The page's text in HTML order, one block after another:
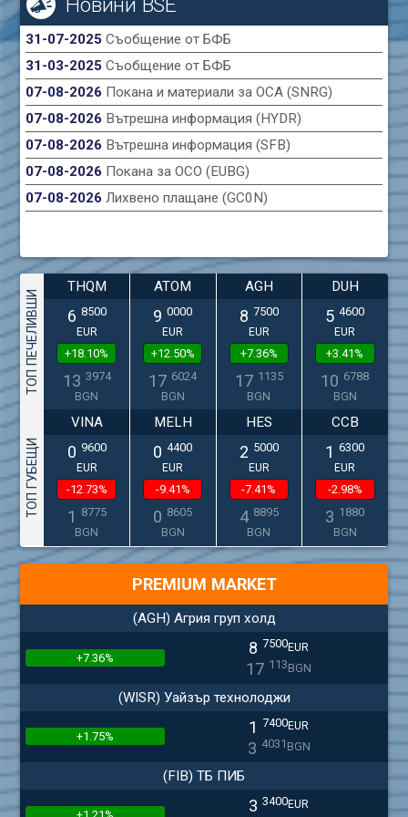
Новини BSE
31-07-2025Съобщение от БФБ
31-03-2025Съобщение от БФБ
07-08-2026 Покана и материали за ОСА (SNRG)
07-08-2026 Вътрешна информация (HYDR)
07-08-2026 Вътрешна информация (SFB)
07-08-2026 Покана за ОСО (EUBG)
07-08-2026Лихвено плащане (GC0N)
ТОП ПЕЧЕЛИВШИ
THQM
6 8500
EUR
+18.10%
13 3974
BGN
ATOM
9 0000
EUR
+12.50%
17 6024
BGN
AGH
8 7500
EUR
+7.36%
17 1135
BGN
DUH
5 4600
EUR
+3.41%
10 6788
BGN
ТОП ГУБЕЩИ
VINA
0 9600
EUR
-12.73%
1 8775
BGN
MELH
0 4400
EUR
-9.41%
0 8605
BGN
HES
2 5000
EUR
-7.41%
4 8895
BGN
CCB
1 6300
EUR
-2.98%
3 1880
BGN
PREMIUM MARKET
(AGH) Агрия груп холд
+7.36% 8 7500EUR
17 113 BGN
(WISR) Уайзър технолоджи
+1.75% 1 7400EUR
3 4031 BGN
(FIB) ТБ ПИБ
3 3400EUR